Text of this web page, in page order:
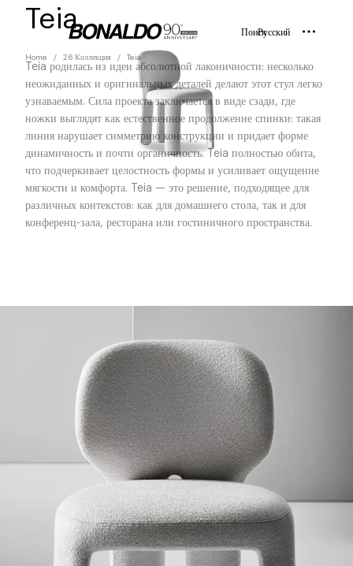
ПоискРусский
Home 26 Коллекция Teia
Teia
Teia родилась из идеи абсолютной лаконичности: несколько
неожиданных и оригинальных деталей делают этот стул легко
узнаваемым. Сила проекта заключается в виде сзади, где
ножки выглядят как естественное продолжение спинки: такая
линия нарушает симметрию конструкции и придает форме
динамичность и почти органичность. Teia полностью обита,
что подчеркивает целостность формы и усиливает ощущение
мягкости и комфорта. Teia — это решение, подходящее для
различных контекстов: как для домашнего стола, так и для
конференц-зала, ресторана или гостиничного пространства.